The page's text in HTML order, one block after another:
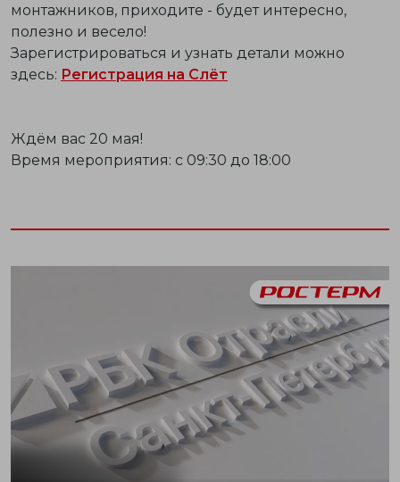
монтажников, приходите - будет интересно,
полезно и весело!
Зарегистрироваться и узнать детали можно
здесь: Регистрация на Слёт
Ждём вас 20 мая!
Время мероприятия: с 09:30 до 18:00